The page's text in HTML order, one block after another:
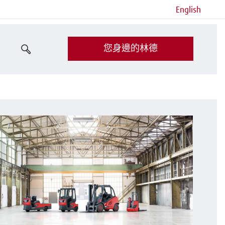
English
您身邊的林德